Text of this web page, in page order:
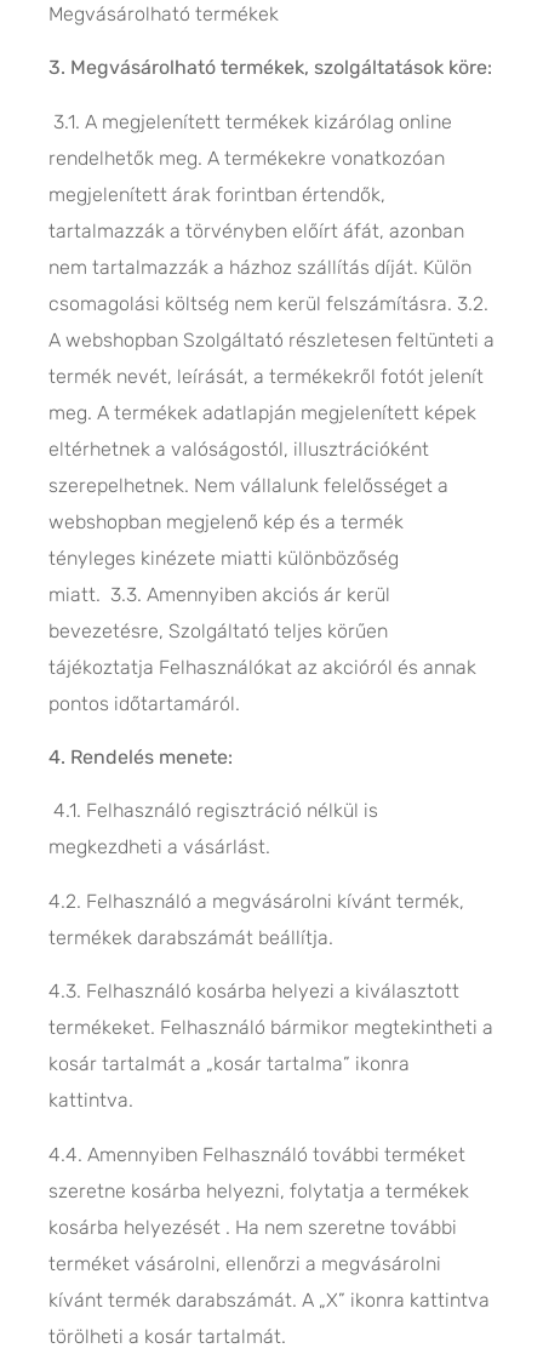
Megvásárolható termékek
3. Megvásárolható termékek, szolgáltatások köre:
3.1. A megjelenített termékek kizárólag online
rendelhetők meg. A termékekre vonatkozóan
megjelenített árak forintban értendők,
tartalmazzák a törvényben előírt áfát, azonban
nem tartalmazzák a házhoz szállítás díját. Külön
csomagolási költség nem kerül felszámításra. 3.2.
A webshopban Szolgáltató részletesen feltünteti a
termék nevét, leírását, a termékekről fotót jelenít
meg. A termékek adatlapján megjelenített képek
eltérhetnek a valóságostól, illusztrációként
szerepelhetnek. Nem vállalunk felelősséget a
webshopban megjelenő kép és a termék
tényleges kinézete miatti különbözőség
miatt. 3.3. Amennyiben akciós ár kerül
bevezetésre, Szolgáltató teljes körűen
tájékoztatja Felhasználókat az akcióról és annak
pontos időtartamáról.
4. Rendelés menete:
4.1. Felhasználó regisztráció nélkül is
megkezdheti a vásárlást.
4.2. Felhasználó a megvásárolni kívánt termék,
termékek darabszámát beállítja.
4.3. Felhasználó kosárba helyezi a kiválasztott
termékeket. Felhasználó bármikor megtekintheti a
kosár tartalmát a „kosár tartalma” ikonra
kattintva.
4.4. Amennyiben Felhasználó további terméket
szeretne kosárba helyezni, folytatja a termékek
kosárba helyezését . Ha nem szeretne további
terméket vásárolni, ellenőrzi a megvásárolni
kívánt termék darabszámát. A „X” ikonra kattintva
törölheti a kosár tartalmát.